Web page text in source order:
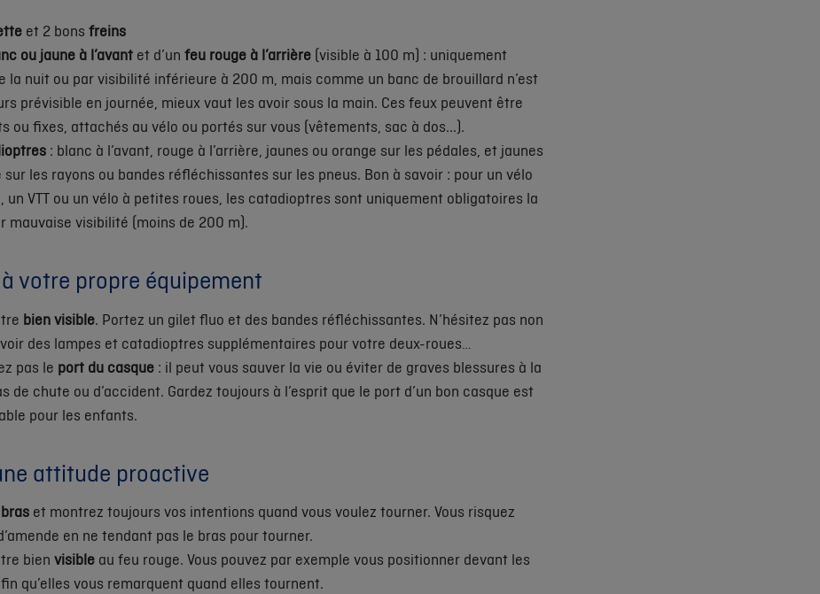
et 2 bons freins
ou jaune à l’avant et d’un feu rouge à l’arrière (visible à 100 m) : uniquement
la nuit ou par visibilité inférieure à 200 m, mais comme un banc de brouillard n’est
prévisible en journée, mieux vaut les avoir sous la main. Ces feux peuvent être
ou fixes, attachés au vélo ou portés sur vous (vêtements, sac à dos...).
: blanc à l’avant, rouge à l’arrière, jaunes ou orange sur les pédales, et jaunes
sur les rayons ou bandes réfléchissantes sur les pneus. Bon à savoir : pour un vélo
un VTT ou un vélo à petites roues, les catadioptres sont uniquement obligatoires la
mauvaise visibilité (moins de 200 m).
votre propre équipement
bien visible. Portez un gilet fluo et des bandes réfléchissantes. N’hésitez pas non
des lampes et catadioptres supplémentaires pour votre deux-roues…
pas le port du casque : il peut vous sauver la vie ou éviter de graves blessures à la
de chute ou d’accident. Gardez toujours à l’esprit que le port d’un bon casque est
pour les enfants.
attitude proactive
bras et montrez toujours vos intentions quand vous voulez tourner. Vous risquez
en ne tendant pas le bras pour tourner.
bien visible au feu rouge. Vous pouvez par exemple vous positionner devant les
qu’elles vous remarquent quand elles tournent.